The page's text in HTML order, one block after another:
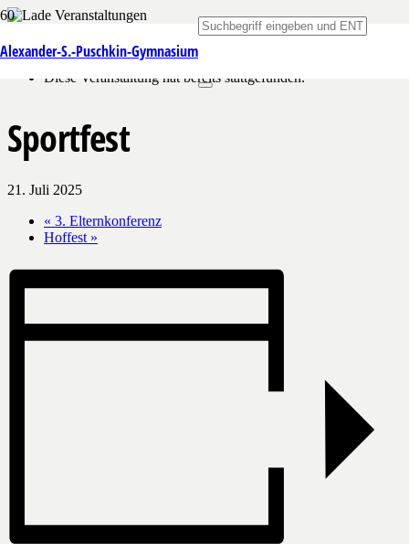
Alexander-S.-Puschkin-Gymnasium
« Alle Veranstaltungen
Diese Veranstaltung hat bereits stattgefunden.
Sportfest
21. Juli 2025
« 3. Elternkonferenz
Hoffest »